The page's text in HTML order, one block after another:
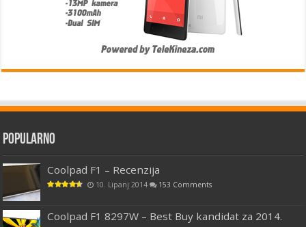
Popularno
Coolpad F1 – Recenzija
10. Lipanj 2014 153 Comments
Coolpad F1 8297W – Best Buy kandidat za 2014.